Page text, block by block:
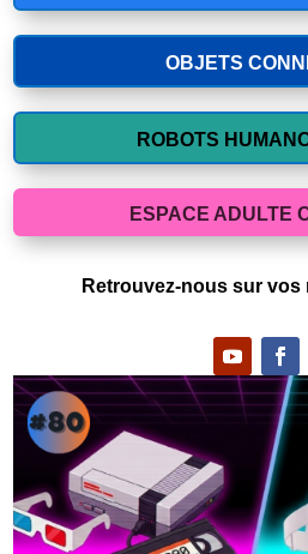
OBJETS
ROBOTS
ESPACE ADULTE
Retrouvez-nous sur